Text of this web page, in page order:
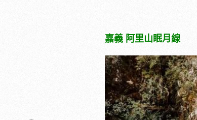
嘉義 阿里山眠月線